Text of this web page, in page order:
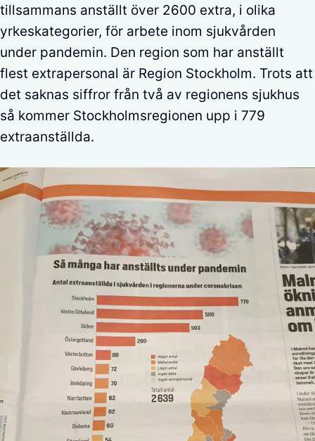
tillsammans anställt över 2600 extra, i olika
yrkeskategorier, för arbete inom sjukvården
under pandemin. Den region som har anställt
flest extrapersonal är Region Stockholm. Trots att
det saknas siffror från två av regionens sjukhus
så kommer Stockholmsregionen upp i 779
extraanställda.